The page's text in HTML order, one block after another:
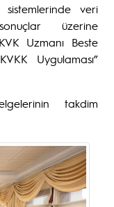
veri
üzerine
Uzmanı Beste
Uygulaması”
takdim